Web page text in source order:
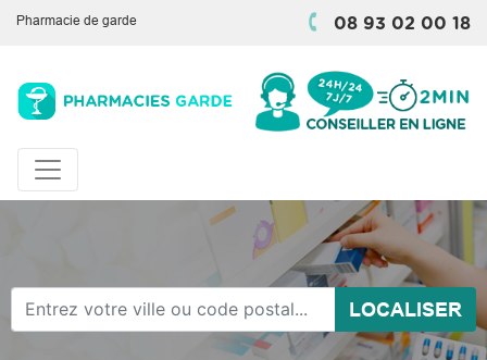
Pharmacie de garde 08 93 02 00 18
LOCALISER